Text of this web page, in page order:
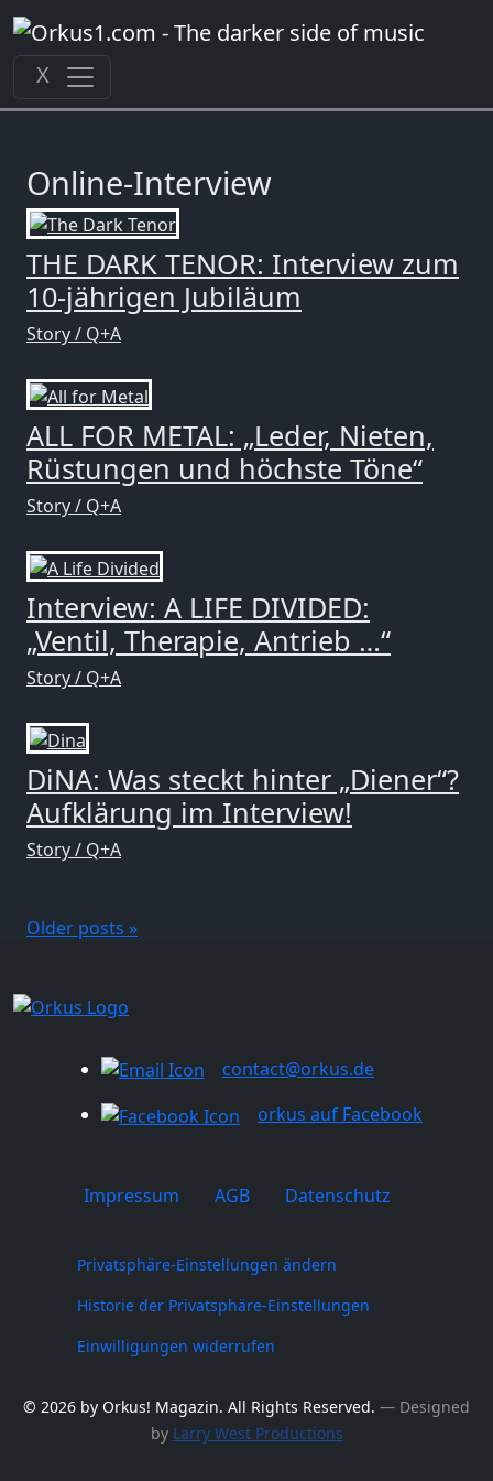
Zum
Inhalt
springen
X
Online-Interview
THE DARK TENOR: Interview zum
10-jährigen Jubiläum
Story / Q+A
ALL FOR METAL: „Leder, Nieten,
Rüstungen und höchste Töne“
Story / Q+A
Interview: A LIFE DIVIDED:
„Ventil, Therapie, Antrieb …“
Story / Q+A
DiNA: Was steckt hinter „Diener“?
Aufklärung im Interview!
Story / Q+A
Older posts »
contact@orkus.de
orkus auf Facebook
Impressum AGB Datenschutz
Privatsphäre-Einstellungen ändern
Historie der Privatsphäre-Einstellungen
Einwilligungen widerrufen
© 2026 by Orkus! Magazin. All Rights Reserved. ― Designed
by Larry West Productions